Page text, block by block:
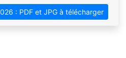
: PDF et JPG à télécharger